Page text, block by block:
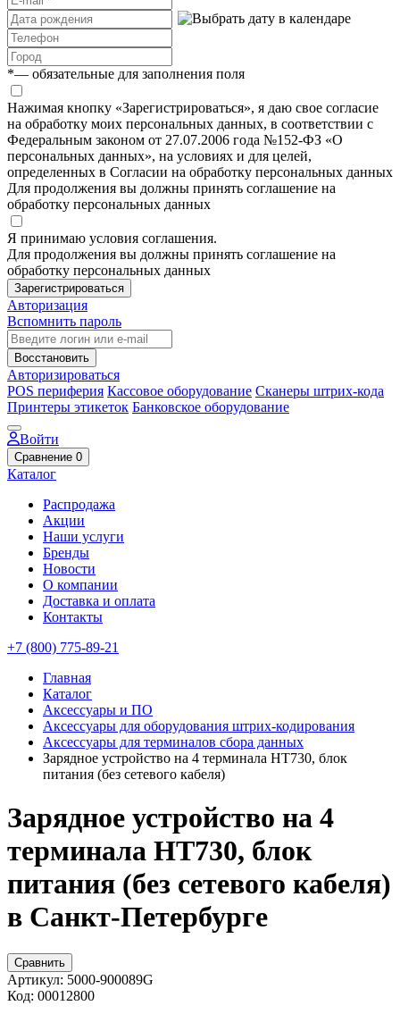
*— обязательные для заполнения поля
Нажимая кнопку «Зарегистрироваться», я даю свое согласие
на обработку моих персональных данных, в соответствии с
Федеральным законом от 27.07.2006 года №152-ФЗ «О
персональных данных», на условиях и для целей,
определенных в Согласии на обработку персональных данных
Для продолжения вы должны принять соглашение на
обработку персональных данных
Я принимаю условия соглашения.
Для продолжения вы должны принять соглашение на
обработку персональных данных
Зарегистрироваться
Авторизация
Вспомнить пароль
Восстановить
Авторизироваться
POS периферия Кассовое оборудование Сканеры штрих-кода
Принтеры этикеток Банковское оборудование
Войти
Сравнение 0
Каталог
Распродажа
Акции
Наши услуги
Бренды
Новости
О компании
Доставка и оплата
Контакты
+7 (800) 775-89-21
Главная
Каталог
Аксессуары и ПО
Аксессуары для оборудования штрих-кодирования
Аксессуары для терминалов сбора данных
Зарядное устройство на 4 терминала HT730, блок
питания (без сетевого кабеля)
Зарядное устройство на 4
терминала HT730, блок
питания (без сетевого кабеля)
в Санкт-Петербурге
Сравнить
Артикул: 5000-900089G
Код: 00012800